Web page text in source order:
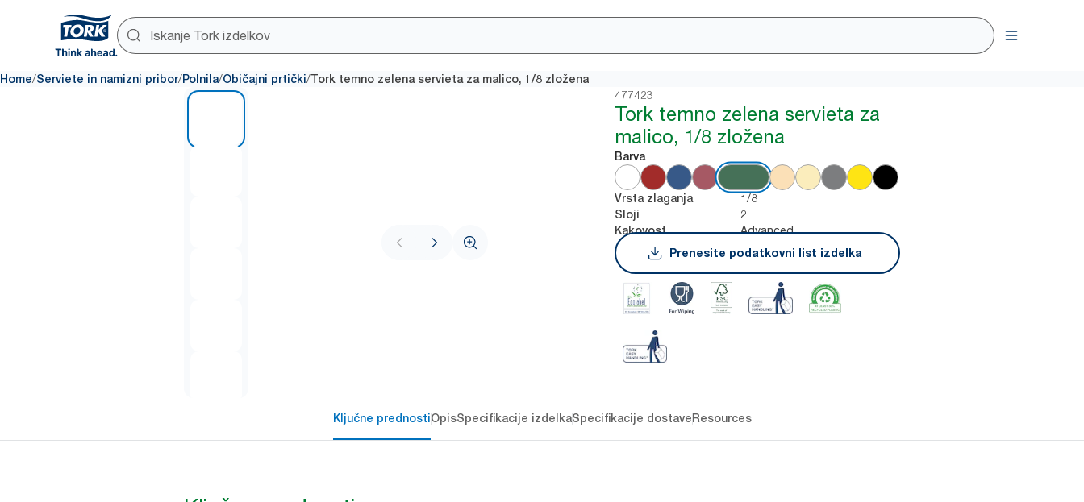
Home/Serviete in namizni pribor/Polnila/Običajni prtički/Tork temno zelena servieta za malico, 1/8 zložena
477423
Tork temno zelena servieta za
malico, 1/8 zložena
Barva
Vrsta zlaganja 1/8
Sloji 2
Kakovost
Advanced
Prenesite podatkovni list izdelka
Ključne prednostiOpisSpecifikacije izdelkaSpecifikacije dostaveResources